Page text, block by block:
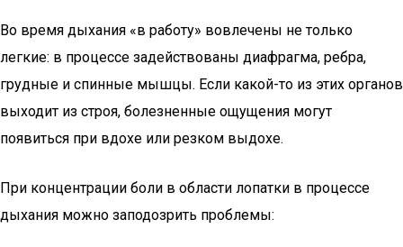
Во время дыхания «в работу» вовлечены не только
легкие: в процессе задействованы диафрагма, ребра,
грудные и спинные мышцы. Если какой-то из этих органов
выходит из строя, болезненные ощущения могут
появиться при вдохе или резком выдохе.
При концентрации боли в области лопатки в процессе
дыхания можно заподозрить проблемы: